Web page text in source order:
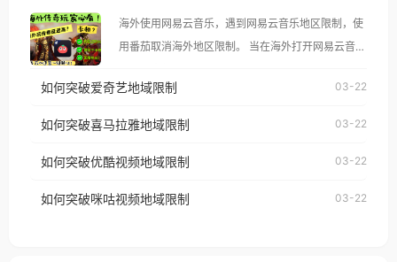
像其他音乐平台一样，出现地区及版权限制问题，且
仅能在中国大陆地区播放。 遇到这个问题的朋友们，
台湾、美国、加拿大、澳大利亚、欧洲等国家和地区
权限制所困扰。
海外使用网易云音乐，遇到网易云音乐地区限制，使
用番茄取消海外地区限制。 当在海外打开网易云音
播放”的提示语。 海外用户如香港、澳门、台湾、美
制问题，且仅能在中国大陆地区播放。 遇到这个问题
户收听网易云音乐地区版权限制」的问题，无论人在
如何突破爱奇艺地域限制 03-22
如何突破喜马拉雅地域限制 03-22
如何突破优酷视频地域限制 03-22
如何突破咪咕视频地域限制 03-22